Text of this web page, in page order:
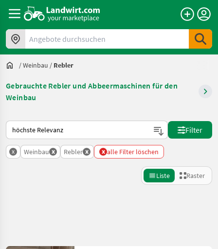
Angebote durchsuchen
/Weinbau / Rebler
Gebrauchte Rebler und Abbeermaschinen für den
Weinbau
So wird auf Landwirt.com sortiert
Filter
x Weinbau x Rebler x x alle Filter löschen
Liste Raster